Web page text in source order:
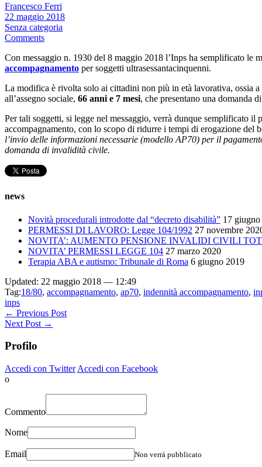
Francesco Ferri
22 maggio 2018
Senza categoria
Comments
Con messaggio n. 1930 del 8 maggio 2018 l’Inps ha semplificato le
accompagnamento per soggetti ultrasessantacinquenni.
La modifica è rivolta solo ai cittadini non più in età lavorativa, ossia a
all’assegno sociale, 66 anni e 7 mesi, che presentano una domanda
Per tali soggetti, si legge nel messaggio, verrà dunque semplificato il
accompagnamento, con lo scopo di ridurre i tempi di erogazione del
l’invio delle informazioni necessarie (modello AP70) per il
domanda di invalidità civile.
news
Novità procedurali introdotte dal “decreto disabilità” 17
PERMESSI DI LAVORO: Legge 104/1992 27 novembre
NOVITA’: AUMENTO PENSIONE INVALIDI CIVILI
NOVITA’ PERMESSI LEGGE 104 27 marzo 2020
Terapia ABA e autismo: Tribunale di Roma 6 giugno 2019
Updated: 22 maggio 2018 — 12:49
Tag:18/80, accompagnamento, ap70, indennità accompagnamento,
inps
← Previous Post
Next Post →
Profilo
Accedi con Twitter Accedi con Facebook
o
Commento
Nome
Email Non verrà pubblicato